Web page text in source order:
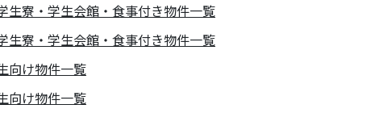
生寮・学生会館・食事付き物件一覧
生寮・学生会館・食事付き物件一覧
向け物件一覧
向け物件一覧